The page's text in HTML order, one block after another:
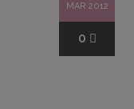
MAR 2012
0